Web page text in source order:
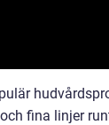
fina linjer